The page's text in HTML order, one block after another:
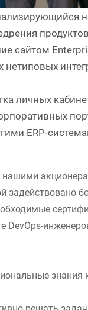
сайтом
личных
ERP-
нашими
задействовано
DevOps-
знания